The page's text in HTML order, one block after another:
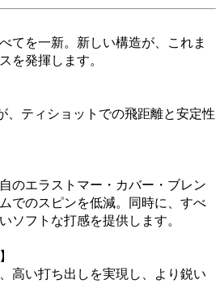
てを一新。新しい構造が、これま
を発揮します。
、ティショットでの飛距離と安定性
のエラストマー・カバー・ブレン
でのスピンを低減。同時に、すべ
ソフトな打感を提供します。
高い打ち出しを実現し、より鋭い